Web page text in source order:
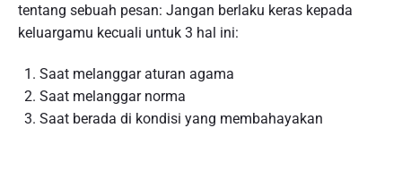
tentang sebuah pesan: Jangan berlaku keras kepada
keluargamu kecuali untuk 3 hal ini:
Saat melanggar aturan agama
Saat melanggar norma
Saat berada di kondisi yang membahayakan